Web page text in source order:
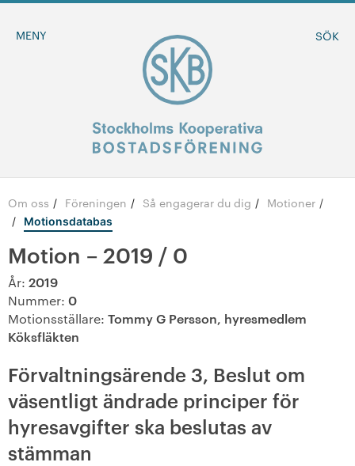
SÖK
MENY
BLI MEDLEM
MINA SIDOR
Om oss
Föreningen
Medlemsmöten
Medlemskap i SKB
Så engagerar du dig
Om oss / Föreningen / Så engagerar du dig / Motioner
/ Motionsdatabas
Motion – 2019 / 0
År: 2019
Nummer: 0
Motionsställare: Tommy G Persson, hyresmedlem
Köksfläkten
Förvaltningsärende 3, Beslut om
väsentligt ändrade principer för
hyresavgifter ska beslutas av
stämman